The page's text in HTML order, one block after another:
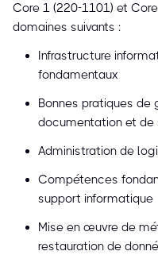
Core 1 (220-1101) et
domaines suivants :
Infrastructure
fondamentaux
Bonnes pratiques
documentation et de
Administration de
Compétences
support informatique
Mise en œuvre de
restauration de